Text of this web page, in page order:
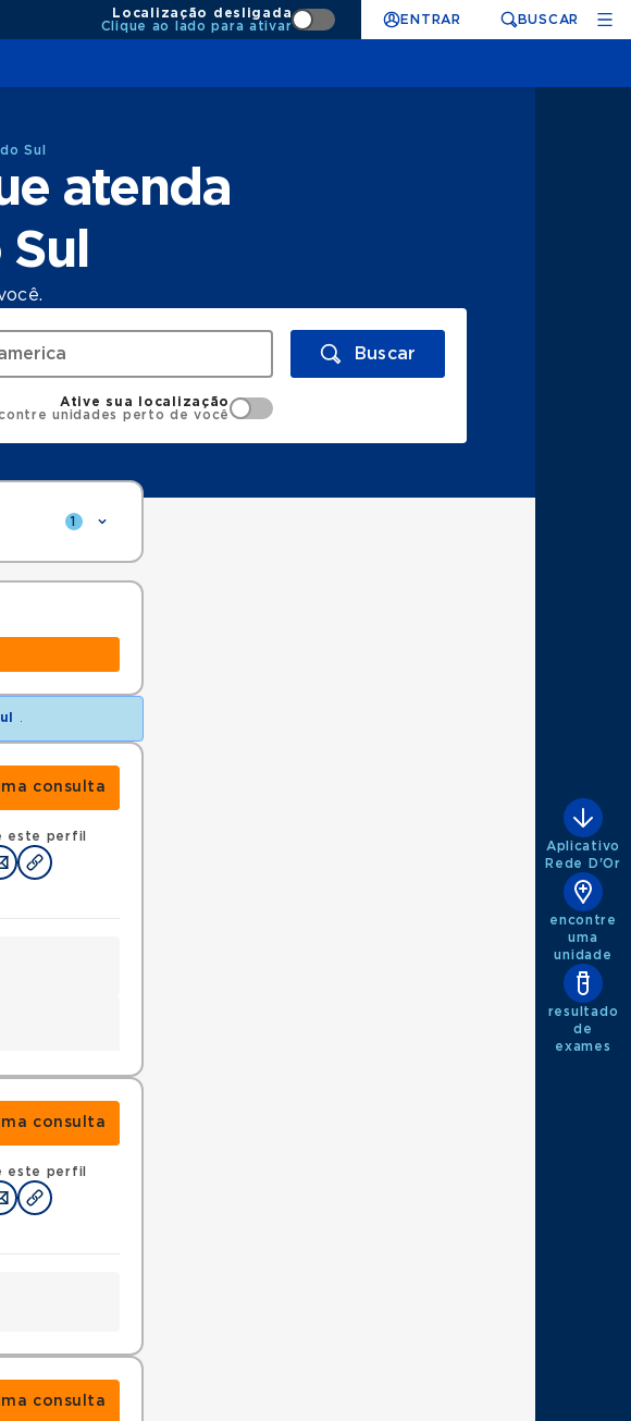
Localização desligada
Clique ao lado para ativar
ENTRAR BUSCAR
Sul
atenda
Buscar
Ative sua localização
unidades perto de você
1
consulta
este perfil
consulta
este perfil
consulta
Aplicativo
Rede D'Or
encontre
uma
unidade
resultado
de
exames